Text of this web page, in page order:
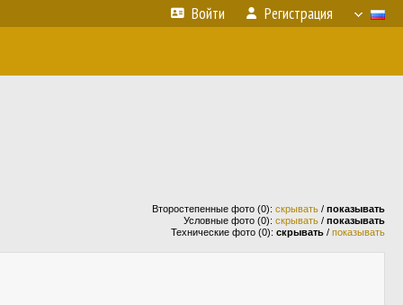
Войти Регистрация
Второстепенные фото (0): скрывать / показывать
Условные фото (0): скрывать / показывать
Технические фото (0): скрывать / показывать